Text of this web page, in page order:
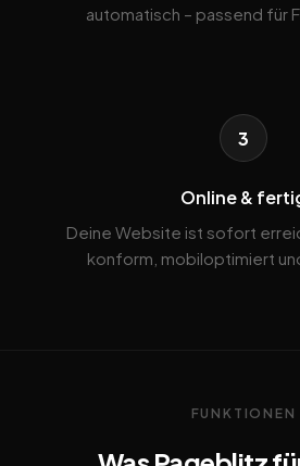
automatisch – passend für
3
Online &
Deine Website ist sofort
konform, mobiloptimiert
FUNKTIONEN